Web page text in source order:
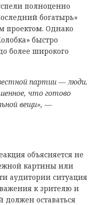
полноценно
богатырь»
Однако
быстро
более широкого
партии — люди.
что готово
вещи», —
объясняется не
картины или
аудитории ситуация
к зрителю и
должен оставаться